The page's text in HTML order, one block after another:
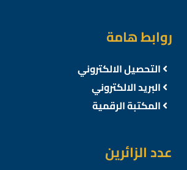
روابط هامة
التحصيل الالكتروني
البريد الالكتروني
المكتبة الرقمية
عدد الزائرين